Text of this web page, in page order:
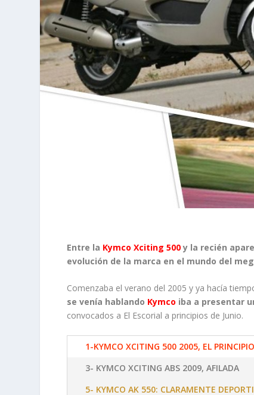
Entre la Kymco Xciting 500y la recién
evolución de la marca en el mundo del
Comenzaba el verano del 2005 y ya hacía
se venía hablando Kymco iba a presentar
convocados a El Escorial a principios de Junio.
1-KYMCO XCITING 500 2005, EL PRINCIPIO
3- KYMCO XCITING ABS 2009, AFILADA
5- KYMCO AK 550: CLARAMENTE